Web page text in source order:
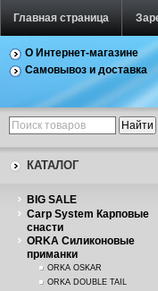
Главная страница
О Интернет-магазине
Самовывоз и доставка
КАТАЛОГ
BIG SALE
Carp System Карповые
снасти
ORKA Силиконовые
приманки
ORKA OSKAR
ORKA DOUBLE TAIL